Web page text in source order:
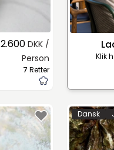
2.600DKK /
Person
7 Retter
Klik
Dansk